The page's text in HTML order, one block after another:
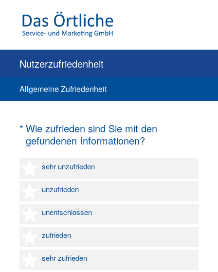
Nutzerzufriedenheit
Allgemeine Zufriedenheit
* Wie zufrieden sind Sie mit den
gefundenen Informationen?
(Erforderlich.)
sehr unzufrieden
1 Stern
unzufrieden
2 Sterne
unentschlossen
3 Sterne
zufrieden
4 Sterne
sehr zufrieden
5 Sterne